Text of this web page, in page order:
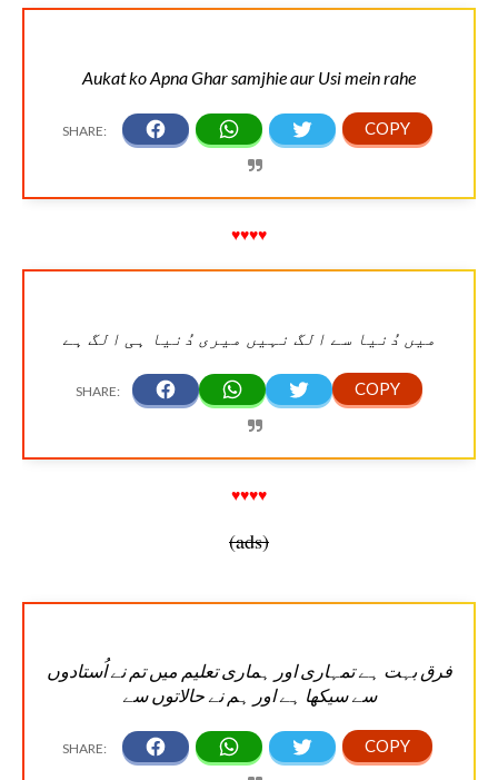
Aukat ko Apna Ghar samjhie aur Usi mein rahe
♥♥♥♥
میں دُنیا سے الگ نہیں میری دُنیا ہی الگ ہے
♥♥♥♥
(ads)
فرق بہت ہے تمہاری اور ہماری تعلیم میں تم نے اُستادوں
سے سیکھا ہے اور ہم نے حالاتوں سے